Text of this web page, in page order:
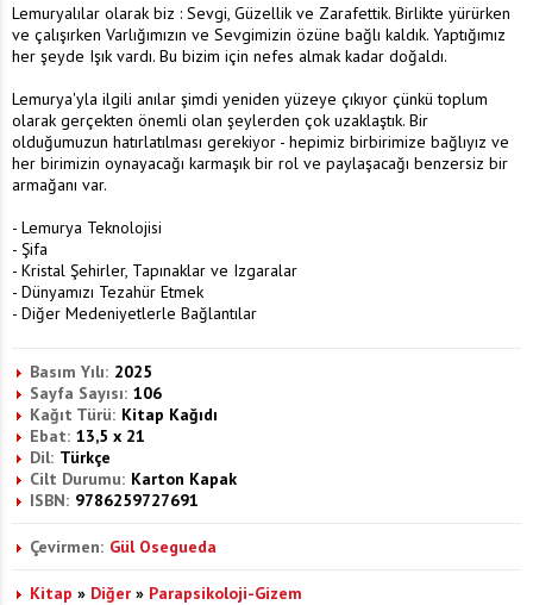
Lemuryalılar olarak biz : Sevgi, Güzellik ve Zarafettik. Birlikte yürürken
ve çalışırken Varlığımızın ve Sevgimizin özüne bağlı kaldık. Yaptığımız
her şeyde Işık vardı. Bu bizim için nefes almak kadar doğaldı.
Lemurya'yla ilgili anılar şimdi yeniden yüzeye çıkıyor çünkü toplum
olarak gerçekten önemli olan şeylerden çok uzaklaştık. Bir
olduğumuzun hatırlatılması gerekiyor - hepimiz birbirimize bağlıyız ve
her birimizin oynayacağı karmaşık bir rol ve paylaşacağı benzersiz bir
armağanı var.
- Lemurya Teknolojisi
- Şifa
- Kristal Şehirler, Tapınaklar ve Izgaralar
- Dünyamızı Tezahür Etmek
- Diğer Medeniyetlerle Bağlantılar
Basım Yılı: 2025
Sayfa Sayısı: 106
Kağıt Türü: Kitap Kağıdı
Ebat: 13,5 x 21
Dil: Türkçe
Cilt Durumu: Karton Kapak
ISBN: 9786259727691
Çevirmen: Gül Osegueda
Kitap » Diğer » Parapsikoloji-Gizem